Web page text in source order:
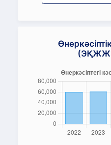
(ЭҚЖЖ